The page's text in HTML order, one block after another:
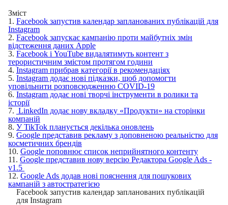
Зміст
1. Facebook запустив календар запланованих публікацій для
Instagram
2. Facebook запускає кампанію проти майбутніх змін
відстеження даних Apple
3. Facebook і YouTube видалятимуть контент з
терористичним змістом протягом години
4. Instagram прибрав категорії в рекомендаціях
5. Instagram додає нові підказки, щоб допомогти
уповільнити розповсюдженню COVID-19
6. Instagram додає нові творчі інструменти в ролики та
історії
7. LinkedIn додає нову вкладку «Продукти» на сторінки
компаній
8. У TikTok планується декілька оновлень
9. Google представив рекламу з доповненою реальністю для
косметичних брендів
10. Google поповнює список неприйнятного контенту
11. Google представив нову версію Редактора Google Ads -
v1.5
12. Google Ads додав нові пояснення для пошукових
кампаній з автостратегією
Facebook запустив календар запланованих публікацій
для Instagram